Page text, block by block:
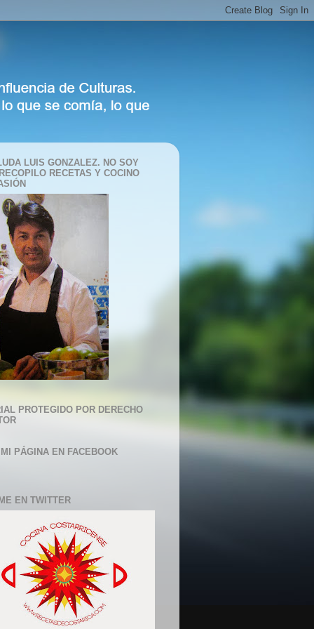
LUIS GONZALEZ. NO SOY
RECETAS Y COCINO
PROTEGIDO POR DERECHO
PÁGINA EN FACEBOOK
EN TWITTER